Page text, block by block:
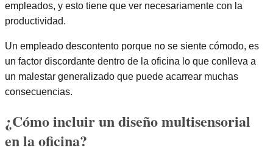
empleados, y esto tiene que ver necesariamente con la
productividad.
Un empleado descontento porque no se siente cómodo, es
un factor discordante dentro de la oficina lo que conlleva a
un malestar generalizado que puede acarrear muchas
consecuencias.
¿Cómo incluir un diseño multisensorial
en la oficina?